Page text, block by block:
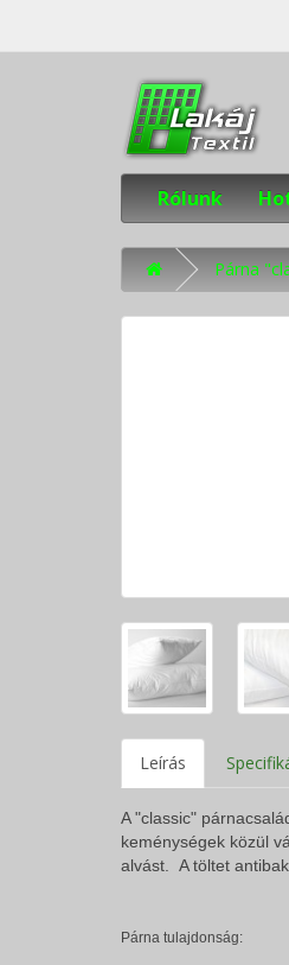
Rólunk
Párna
Leírás
A "classic"
keménységek közül
alvást. A töltet
Párna tulajdonság: